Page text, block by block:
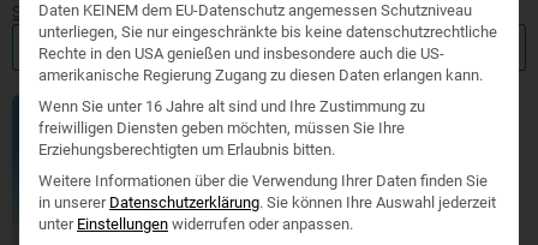
Start/ Verwendung / Nagelpilz
FILTER ANZEIGEN
Daten KEINEM dem EU-Datenschutz angemessen Schutzniveau
unterliegen, Sie nur eingeschränkte bis keine datenschutzrechtliche
Rechte in den USA genießen und insbesondere auch die US-
amerikanische Regierung Zugang zu diesen Daten erlangen kann.
Wenn Sie unter 16 Jahre alt sind und Ihre Zustimmung zu
freiwilligen Diensten geben möchten, müssen Sie Ihre
Erziehungsberechtigten um Erlaubnis bitten.
Weitere Informationen über die Verwendung Ihrer Daten finden Sie
in unserer Datenschutzerklärung. Sie können Ihre Auswahl jederzeit
unter Einstellungen widerrufen oder anpassen.